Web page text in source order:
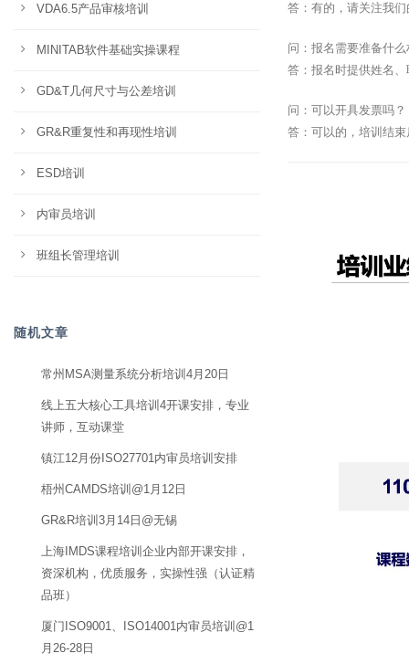
答：有的，请关注我
问：报名需要准备什
答：报名时提供姓名
问：可以开具发票吗？
答：可以的，培训结
VDA6.5产品审核培训
MINITAB软件基础实操课程
GD&T几何尺寸与公差培训
GR&R重复性和再现性培训
ESD培训
内审员培训
班组长管理培训
随机文章
常州MSA测量系统分析培训4月20日
线上五大核心工具培训4开课安排，专业
讲师，互动课堂
镇江12月份ISO27701内审员培训安排
梧州CAMDS培训@1月12日
GR&R培训3月14日@无锡
上海IMDS课程培训企业内部开课安排，
资深机构，优质服务，实操性强（认证精
品班）
厦门ISO9001、ISO14001内审员培训@1
月26-28日